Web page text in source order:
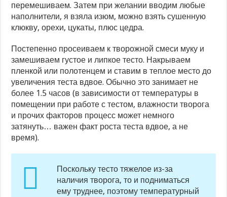
перемешиваем. Затем при желании вводим любые
наполнители, я взяла изюм, можно взять сушенную
клюкву, орехи, цукаты, плюс цедра.
Постепенно просеиваем к творожной смеси муку и
замешиваем густое и липкое тесто. Накрываем
пленкой или полотенцем и ставим в теплое место до
увеличения теста вдвое. Обычно это занимает не
более 1.5 часов (в зависимости от температуры в
помещении при работе с тестом, влажности творога
и прочих факторов процесс может немного
затянуть… важен факт роста теста вдвое, а не
время).
Поскольку тесто тяжелое из-за
наличия творога, то и подниматься
ему труднее, поэтому температурный